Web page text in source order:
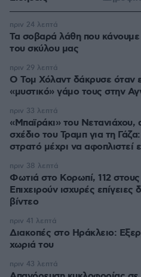
Τα σοβαρά λάθη που κάνουμε
του σκύλου μας
πριν 24 λεπτά
Ο Τομ Χόλαντ δάκρυσε όταν
«μυστικό» γάμο τους στην
πριν 29 λεπτά
«Μπαϊράκι» του Νετανιάχου,
σχέδιο του Τραμπ για τη
στρατό μέχρι να αφοπλιστεί
πριν 33 λεπτά
Φωτιά στο Κορωπί, 112 στους
Επιχειρούν ισχυρές επίγειες
βίντεο
πριν 38 λεπτά
Διακοπές στο Ηράκλειο:
χωριά του
πριν 41 λεπτά
πριν 43 λεπτά